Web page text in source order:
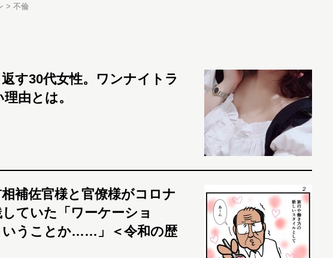
不倫
す30代女性。ワンナイトラ
由とは。
補佐官様と官僚様がコロナ
ていた「ワーケーショ
いうことか……」＜令和の歴